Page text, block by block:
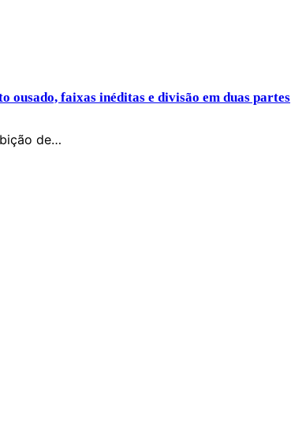
faixas inéditas e divisão em duas partes
de…